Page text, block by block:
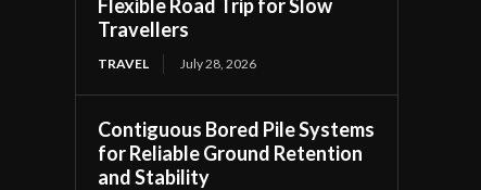
Flexible Road Trip for Slow
Travellers
TRAVEL July 28, 2026
Contiguous Bored Pile Systems
for Reliable Ground Retention
and Stability